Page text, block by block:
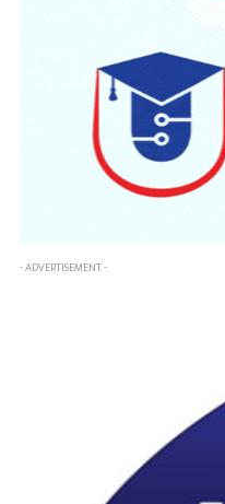
- ADVERTISEMENT -